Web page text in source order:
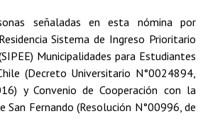
señaladas en esta nómina por
Sistema de Ingreso Prioritario
Municipalidades para Estudiantes
(Decreto Universitario N°0024894,
y Convenio de Cooperación con la
San Fernando (Resolución N°00996, de